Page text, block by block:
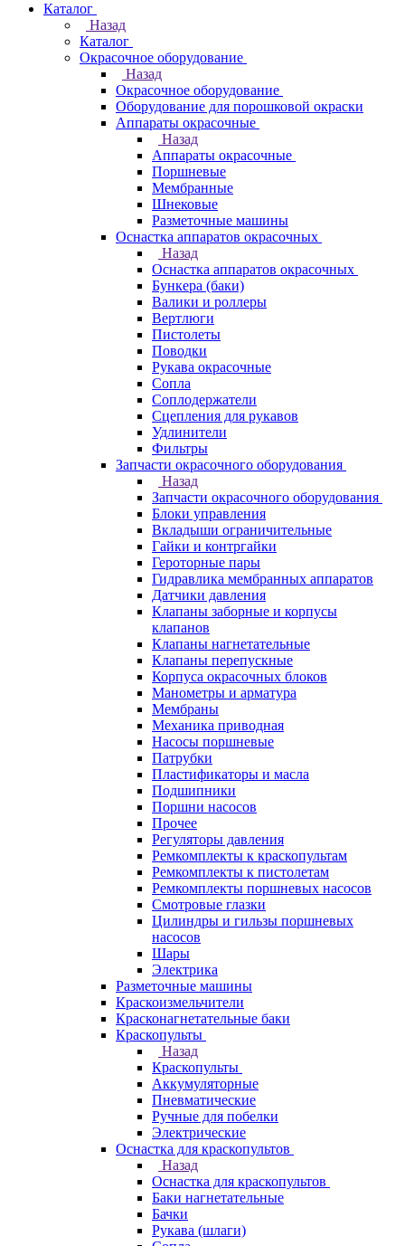
Каталог
Назад
Каталог
Окрасочное оборудование
Назад
Окрасочное оборудование
Оборудование для порошковой окраски
Аппараты окрасочные
Назад
Аппараты окрасочные
Поршневые
Мембранные
Шнековые
Разметочные машины
Оснастка аппаратов окрасочных
Назад
Оснастка аппаратов окрасочных
Бункера (баки)
Валики и роллеры
Вертлюги
Пистолеты
Поводки
Рукава окрасочные
Сопла
Соплодержатели
Сцепления для рукавов
Удлинители
Фильтры
Запчасти окрасочного оборудования
Назад
Запчасти окрасочного оборудования
Блоки управления
Вкладыши ограничительные
Гайки и контргайки
Героторные пары
Гидравлика мембранных аппаратов
Датчики давления
Клапаны заборные и корпусы
клапанов
Клапаны нагнетательные
Клапаны перепускные
Корпуса окрасочных блоков
Манометры и арматура
Мембраны
Механика приводная
Насосы поршневые
Патрубки
Пластификаторы и масла
Подшипники
Поршни насосов
Прочее
Регуляторы давления
Ремкомплекты к краскопультам
Ремкомплекты к пистолетам
Ремкомплекты поршневых насосов
Смотровые глазки
Цилиндры и гильзы поршневых
насосов
Шары
Электрика
Разметочные машины
Краскоизмельчители
Красконагнетательные баки
Краскопульты
Назад
Краскопульты
Аккумуляторные
Пневматические
Ручные для побелки
Электрические
Оснастка для краскопультов
Назад
Оснастка для краскопультов
Баки нагнетательные
Бачки
Рукава (шлаги)